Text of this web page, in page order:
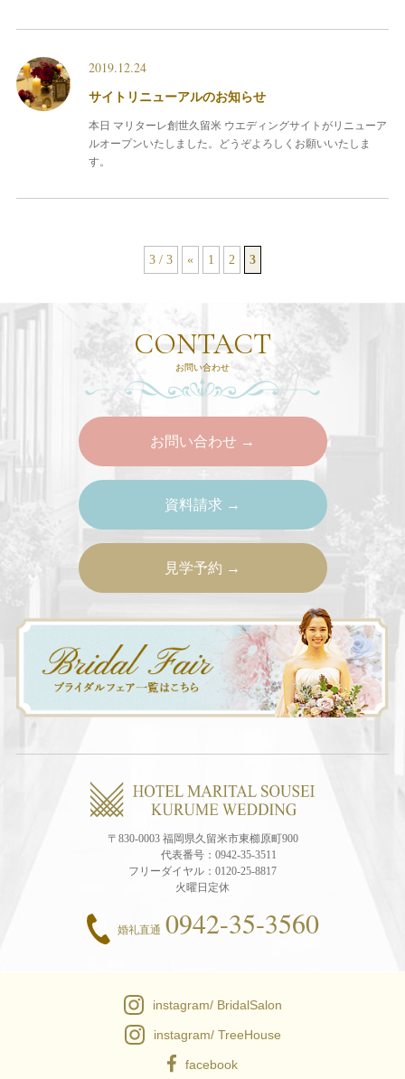
2019.12.24
サイトリニューアルのお知らせ
本日 マリターレ創世久留米 ウエディングサイトがリニューア
ルオープンいたしました。どうぞよろしくお願いいたしま
す。
3 / 3 « 1 2 3
CONTACT
お問い合わせ
お問い合わせ →
資料請求 →
見学予約 →
〒830-0003 福岡県久留米市東櫛原町900
代表番号： 0942-35-3511
フリーダイヤル： 0120-25-8817
火曜日定休
婚礼直通 0942-35-3560
instagram/ BridalSalon
instagram/ TreeHouse
facebook